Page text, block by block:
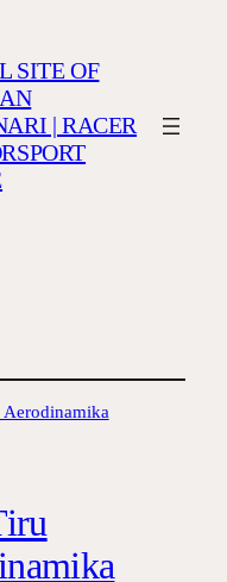
SITE OF
| RACER